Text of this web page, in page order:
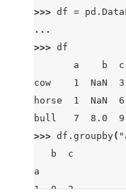
>>> df = pd .
...
>>> df
       a    b  c
cow    1  NaN  3
horse  1  NaN  6
bull   7  8.0  9
>>> df . groupby(
   b  c
a
1  0  2